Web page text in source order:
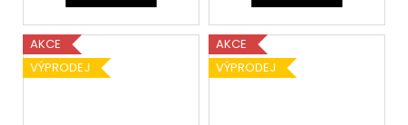
AKCE
VÝPRODEJ
AKCE
VÝPRODEJ